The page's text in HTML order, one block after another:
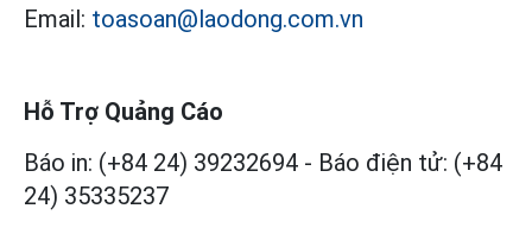
Email: toasoan@laodong.com.vn
Hỗ Trợ Quảng Cáo
Báo in: (+84 24) 39232694 - Báo điện tử: (+84
24) 35335237